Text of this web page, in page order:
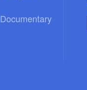
Documentary